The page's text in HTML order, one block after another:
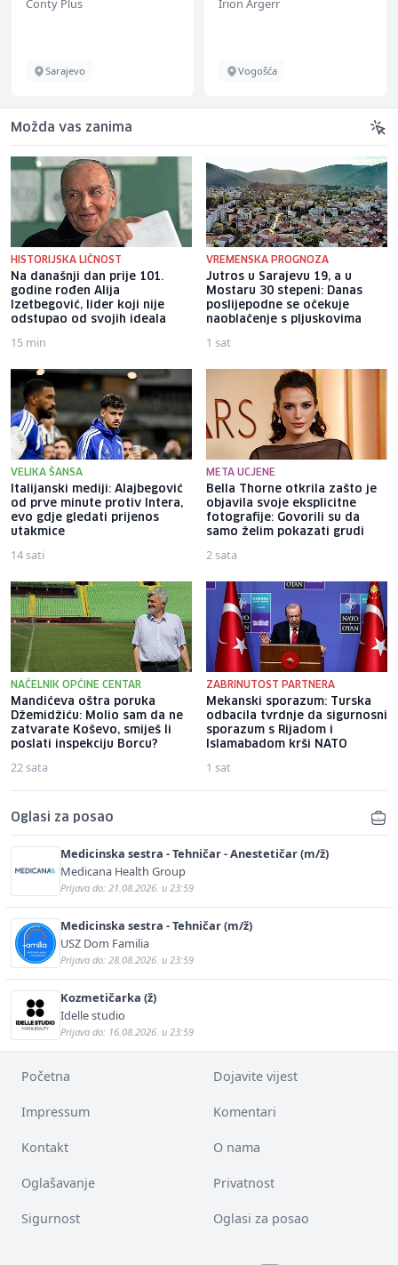
Conty Plus
Sarajevo
Irion Argerr
Vogošća
Možda vas zanima
HISTORIJSKA LIČNOST
Na današnji dan prije 101.
godine rođen Alija
Izetbegović, lider koji nije
odstupao od svojih ideala
15 min
VREMENSKA PROGNOZA
Jutros u Sarajevu 19, a u
Mostaru 30 stepeni: Danas
poslijepodne se očekuje
naoblačenje s pljuskovima
1 sat
VELIKA ŠANSA
Italijanski mediji: Alajbegović
od prve minute protiv Intera,
evo gdje gledati prijenos
utakmice
14 sati
META UCJENE
Bella Thorne otkrila zašto je
objavila svoje eksplicitne
fotografije: Govorili su da
samo želim pokazati grudi
2 sata
NAČELNIK OPĆINE CENTAR
Mandićeva oštra poruka
Džemidžiću: Molio sam da ne
zatvarate Koševo, smiješ li
poslati inspekciju Borcu?
22 sata
ZABRINUTOST PARTNERA
Mekanski sporazum: Turska
odbacila tvrdnje da sigurnosni
sporazum s Rijadom i
Islamabadom krši NATO
1 sat
Oglasi za posao
Medicinska sestra - Tehničar - Anestetičar (m/ž)
Medicana Health Group
Prijava do: 21.08.2026. u 23:59
Medicinska sestra - Tehničar (m/ž)
USZ Dom Familia
Prijava do: 28.08.2026. u 23:59
Kozmetičarka (ž)
Idelle studio
Prijava do: 16.08.2026. u 23:59
Početna Dojavite vijest
Impressum Komentari
Kontakt O nama
Oglašavanje Privatnost
Sigurnost Oglasi za posao